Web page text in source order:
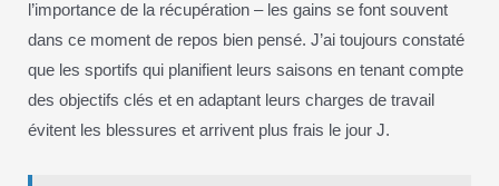
l’importance de la récupération – les gains se font souvent
dans ce moment de repos bien pensé. J’ai toujours constaté
que les sportifs qui planifient leurs saisons en tenant compte
des objectifs clés et en adaptant leurs charges de travail
évitent les blessures et arrivent plus frais le jour J.